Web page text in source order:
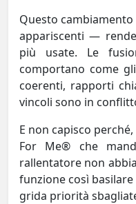
Questo
appariscenti — rende
più usate. Le
comportano come
coerenti, rapporti
vincoli sono in
E non capisco
For Me® che
rallentatore non
funzione così
grida priorità